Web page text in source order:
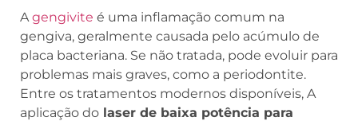
A gengivite é uma inflamação comum na
gengiva, geralmente causada pelo acúmulo de
placa bacteriana. Se não tratada, pode evoluir para
problemas mais graves, como a periodontite.
Entre os tratamentos modernos disponíveis, A
aplicação do laser de baixa potência para